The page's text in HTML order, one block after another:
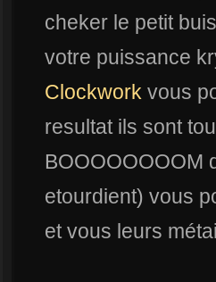
cheker le petit
votre puissance
Clockwork vous
resultat ils sont
BOOOOOOOOM
etourdient) vous
et vous leurs